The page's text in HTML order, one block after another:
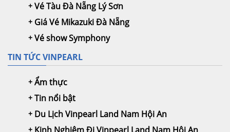
Vé Tàu Đà Nẵng Lý Sơn
Giá Vé Mikazuki Đà Nẵng
Vé show Symphony
TIN TỨC VINPEARL
Ẩm thực
Tin nổi bật
Du Lịch Vinpearl Land Nam Hội An